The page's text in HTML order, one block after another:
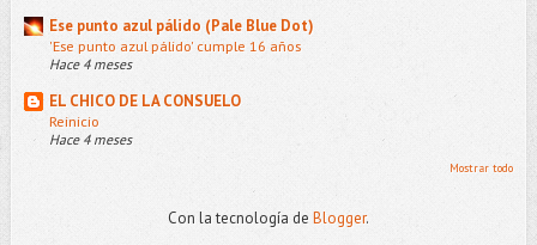
Ese punto azul pálido (Pale Blue Dot)
'Ese punto azul pálido' cumple 16 años
Hace 4 meses
EL CHICO DE LA CONSUELO
Reinicio
Hace 4 meses
Mostrar todo
Con la tecnología de Blogger.